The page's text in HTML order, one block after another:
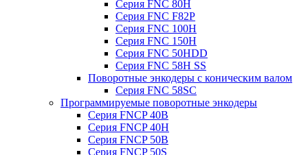
Серия FNC 80H
Серия FNC F82P
Серия FNC 100H
Серия FNC 150H
Серия FNC 50HDD
Серия FNC 58H SS
Поворотные энкодеры с коническим валом
Серия FNC 58SC
Программируемые поворотные энкодеры
Серия FNCP 40B
Серия FNCP 40H
Серия FNCP 50B
Серия FNCP 50S